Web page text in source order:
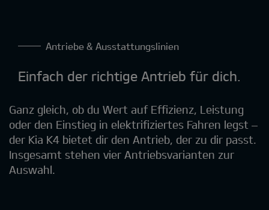
Antriebe & Ausstattungslinien
Einfach der richtige Antrieb für dich.
Ganz gleich, ob du Wert auf Effizienz, Leistung
oder den Einstieg in elektrifiziertes Fahren legst –
der Kia K4 bietet dir den Antrieb, der zu dir passt.
Insgesamt stehen vier Antriebsvarianten zur
Auswahl.